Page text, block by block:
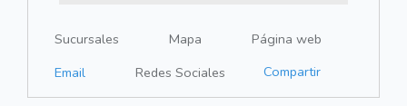
Sucursales Mapa
Página web
Email
Redes Sociales Compartir